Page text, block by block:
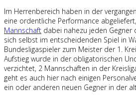
Im Herrenbereich haben in der
eine ordentliche Performance
Mannschaft dabei nahezu jeden Gegner
sich selbst im entscheidenden Spiel in
Bundesligaspieler zum Meister der 1.
Aufstieg wurde in der obligatorischen
verzichtet, 2 Mannschaften in der
geht es auch hier nach einigen
ein oder anderen neuen Gegner in der